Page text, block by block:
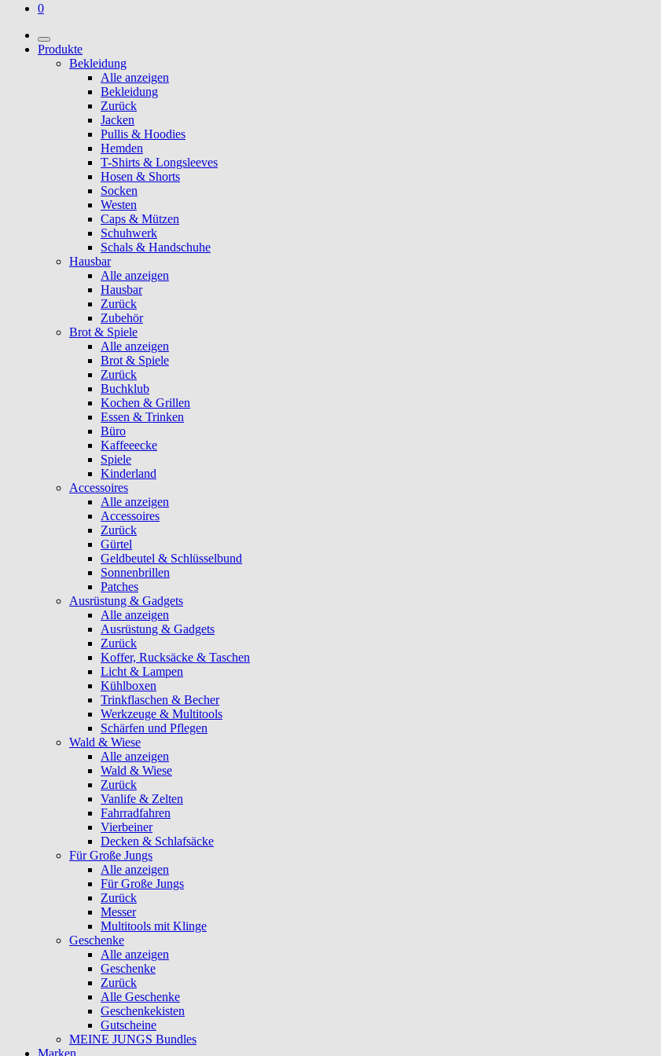
0
Produkte
Bekleidung
Alle anzeigen
Bekleidung
Zurück
Jacken
Pullis & Hoodies
Hemden
T-Shirts & Longsleeves
Hosen & Shorts
Socken
Westen
Caps & Mützen
Schuhwerk
Schals & Handschuhe
Hausbar
Alle anzeigen
Hausbar
Zurück
Zubehör
Brot & Spiele
Alle anzeigen
Brot & Spiele
Zurück
Buchklub
Kochen & Grillen
Essen & Trinken
Büro
Kaffeeecke
Spiele
Kinderland
Accessoires
Alle anzeigen
Accessoires
Zurück
Gürtel
Geldbeutel & Schlüsselbund
Sonnenbrillen
Patches
Ausrüstung & Gadgets
Alle anzeigen
Ausrüstung & Gadgets
Zurück
Koffer, Rucksäcke & Taschen
Licht & Lampen
Kühlboxen
Trinkflaschen & Becher
Werkzeuge & Multitools
Schärfen und Pflegen
Wald & Wiese
Alle anzeigen
Wald & Wiese
Zurück
Vanlife & Zelten
Fahrradfahren
Vierbeiner
Decken & Schlafsäcke
Für Große Jungs
Alle anzeigen
Für Große Jungs
Zurück
Messer
Multitools mit Klinge
Geschenke
Alle anzeigen
Geschenke
Zurück
Alle Geschenke
Geschenkekisten
Gutscheine
MEINE JUNGS Bundles
Marken